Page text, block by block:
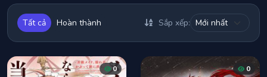
Tất cả Hoàn thành Sắp xếp:
0 0